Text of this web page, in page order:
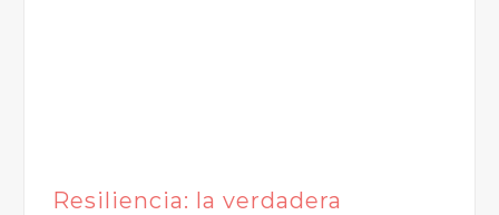
Resiliencia: la verdadera